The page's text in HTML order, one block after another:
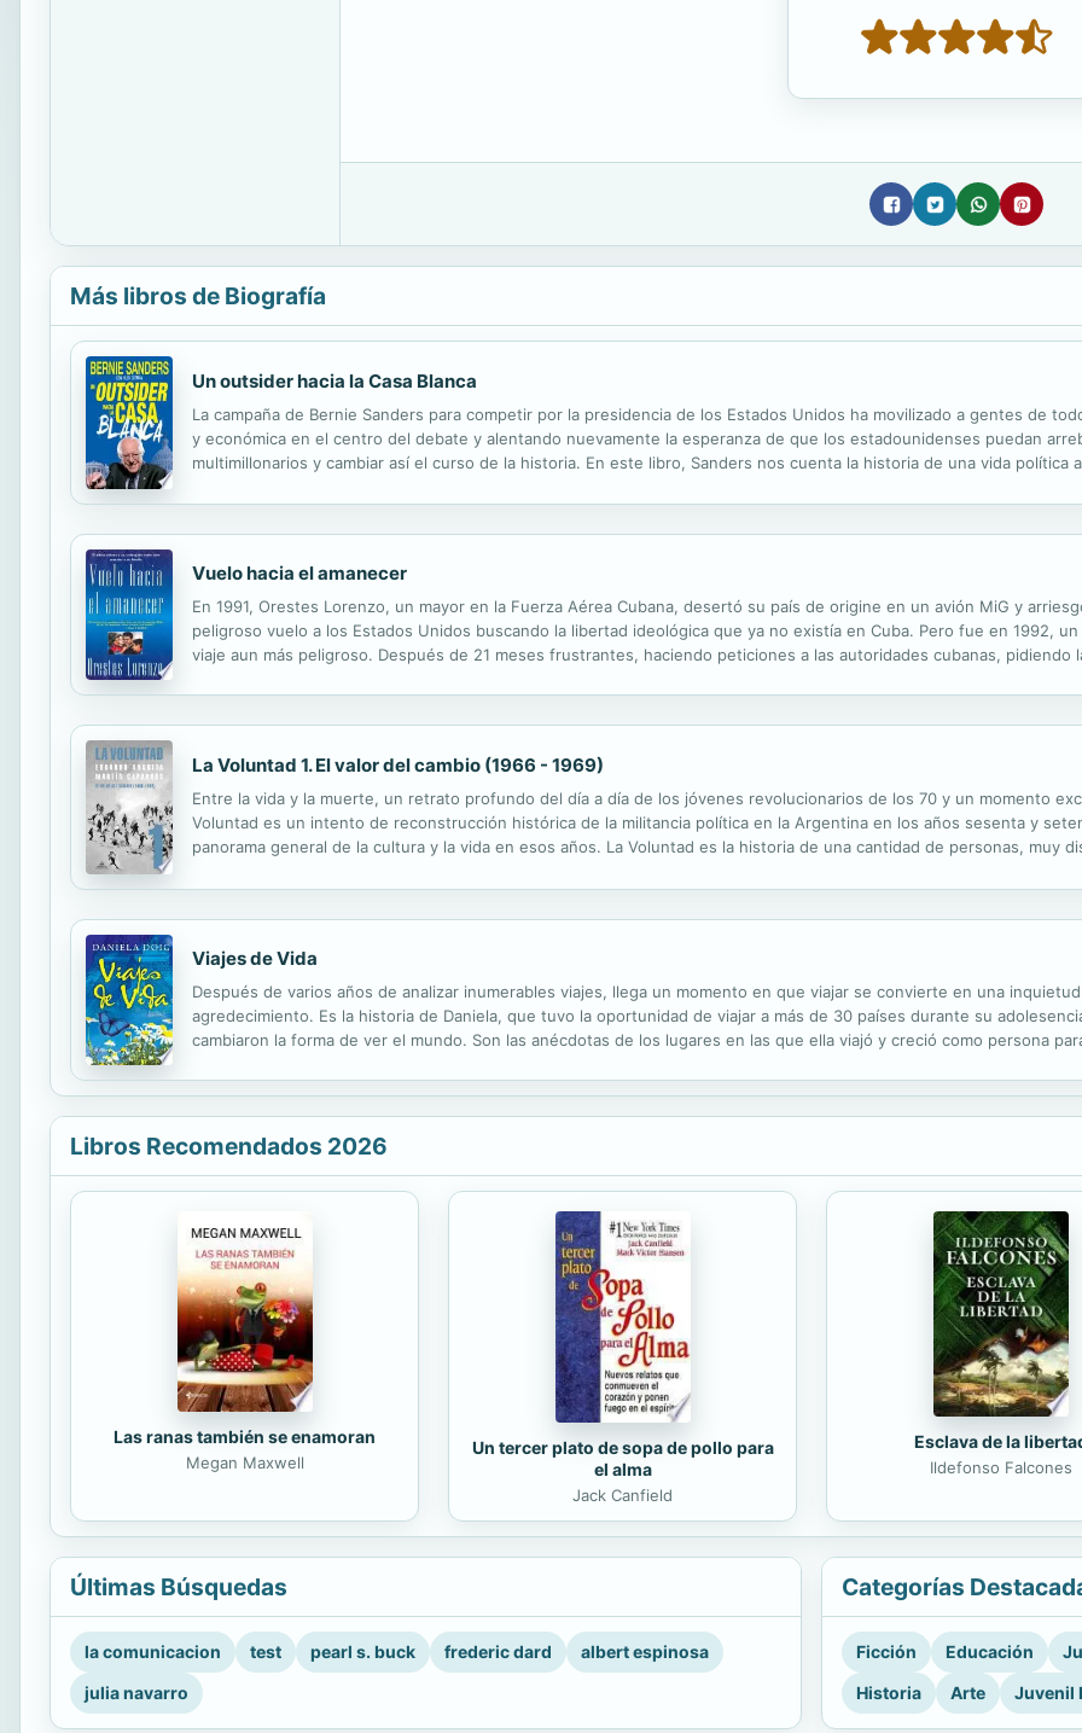
Más libros de Biografía
Un outsider hacia la Casa Blanca
La campaña de Bernie Sanders para competir por la presidencia de los Estados Unidos ha movilizado a gentes de
y económica en el centro del debate y alentando nuevamente la esperanza de que los estadounidenses puedan
multimillonarios y cambiar así el curso de la historia. En este libro, Sanders nos cuenta la historia de una vida política
Vuelo hacia el amanecer
En 1991, Orestes Lorenzo, un mayor en la Fuerza Aérea Cubana, desertó su país de origine en un avión MiG y
peligroso vuelo a los Estados Unidos buscando la libertad ideológica que ya no existía en Cuba. Pero fue en 1992,
viaje aun más peligroso. Después de 21 meses frustrantes, haciendo peticiones a las autoridades cubanas, pidiendo
La Voluntad 1. El valor del cambio (1966 - 1969)
Entre la vida y la muerte, un retrato profundo del día a día de los jóvenes revolucionarios de los 70 y un momento
Voluntad es un intento de reconstrucción histórica de la militancia política en la Argentina en los años sesenta y
panorama general de la cultura y la vida en esos años. La Voluntad es la historia de una cantidad de personas, muy
Viajes de Vida
Después de varios años de analizar inumerables viajes, llega un momento en que viajar se convierte en una
agredecimiento. Es la historia de Daniela, que tuvo la oportunidad de viajar a más de 30 países durante su
cambiaron la forma de ver el mundo. Son las anécdotas de los lugares en las que ella viajó y creció como persona
Libros Recomendados 2026
Las ranas también se enamoran
Megan Maxwell
Un tercer plato de sopa de pollo para
el alma
Jack Canfield
Esclava de la
Ildefonso Falcones
Últimas Búsquedas
la comunicacion test pearl s. buck frederic dard
albert espinosa
julia navarro
Categorías
Ficción Educación
Historia
Arte Juvenil